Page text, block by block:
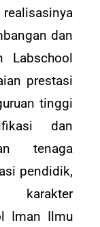
dan
Labschool
prestasi
tinggi
dan
tenaga
pendidik,
karakter
Iman Ilmu